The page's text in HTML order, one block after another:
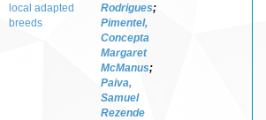
local adapted
breeds
Rodrigues;
Pimentel,
Concepta
Margaret
McManus;
Paiva,
Samuel
Rezende